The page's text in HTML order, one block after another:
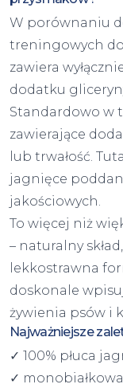
W porównaniu
treningowych
zawiera
dodatku
Standardowo w
zawierające
lub trwałość.
jagnięce
jakościowych.
To więcej niż
– naturalny
lekkostrawna
doskonale
żywienia psów i
Najważniejsze
✓ 100% płuca
✓